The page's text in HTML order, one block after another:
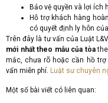
Bảo vệ quyền và lợi ích
Hỗ trợ khách hàng
có quyết định ly hôn
Trên đây là tư vấn của Luật
mới nhất theo mẫu của tòa
mắc, chưa rõ hoặc cần hồ
vấn miễn phí. Luật sư chuyên
Một số bài viết có liên quan: